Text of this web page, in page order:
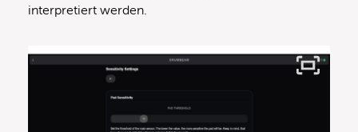
interpretiert werden.